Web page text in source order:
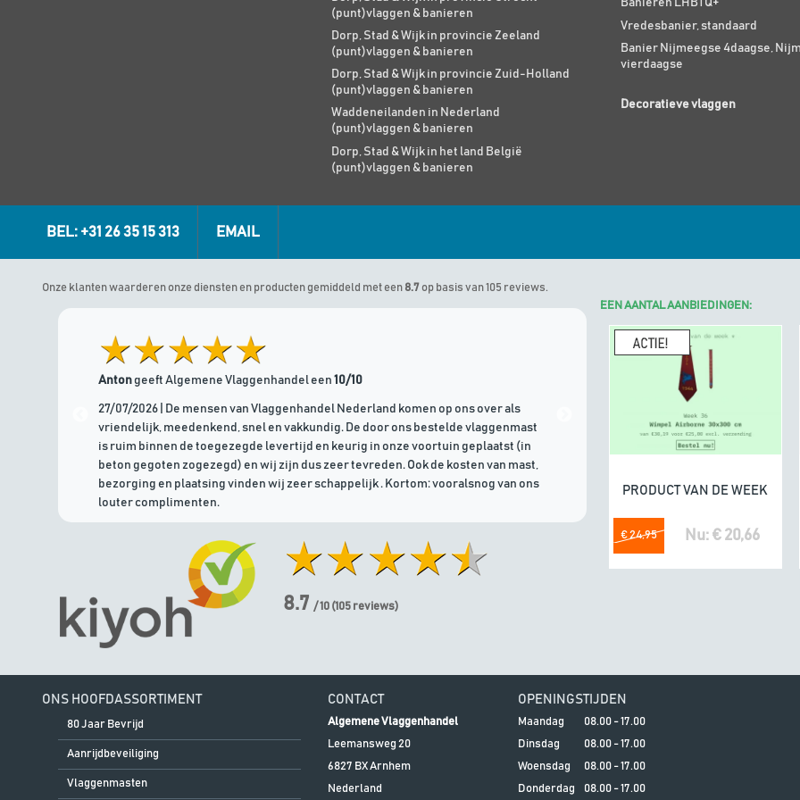
(punt)vlaggen & banieren
Dorp, Stad & Wijk in provincie Zeeland
(punt)vlaggen & banieren
Dorp, Stad & Wijk in provincie Zuid-Holland
(punt)vlaggen & banieren
Waddeneilanden in Nederland
(punt)vlaggen & banieren
Dorp, Stad & Wijk in het land België
(punt)vlaggen & banieren
Banieren LHBTQ+
Vredesbanier, standaard
Banier Nijmeegse 4daagse,
vierdaagse
Decoratieve vlaggen
BEL: +31 26 35 15 313 EMAIL
Onze klanten waarderen onze diensten en producten gemiddeld met een 8.7 op basis van 105 reviews.
Antongeeft Algemene Vlaggenhandel een 10/10
27/07/2026 | De mensen van Vlaggenhandel Nederland komen op ons over als
vriendelijk, meedenkend, snel en vakkundig. De door ons bestelde vlaggenmast
is ruim binnen de toegezegde levertijd en keurig in onze voortuin geplaatst (in
beton gegoten zogezegd) en wij zijn dus zeer tevreden. Ook de kosten van mast,
bezorging en plaatsing vinden wij zeer schappelijk . Kortom: vooralsnog van ons
louter complimenten.
geeft Algemene
21/07/2026 | Goede
8.7/ 10 (105 reviews)
EEN AANTAL AANBIEDINGEN:
In winkelwagen
PRODUCT VAN DE WEEK
€ 24,95 Nu: € 20,66
ONS HOOFDASSORTIMENT
80 Jaar Bevrijd
Aanrijdbeveiliging
Vlaggenmasten
CONTACT
Algemene Vlaggenhandel
Leemansweg 20
6827 BXArnhem
Nederland
OPENINGSTIJDEN
Maandag
08.00 - 17.00
Dinsdag
08.00 - 17.00
Woensdag
08.00 - 17.00
Donderdag
08.00 - 17.00